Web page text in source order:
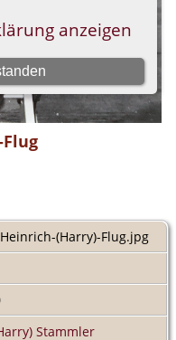
(Harry)-Flug.jpg
Stammler